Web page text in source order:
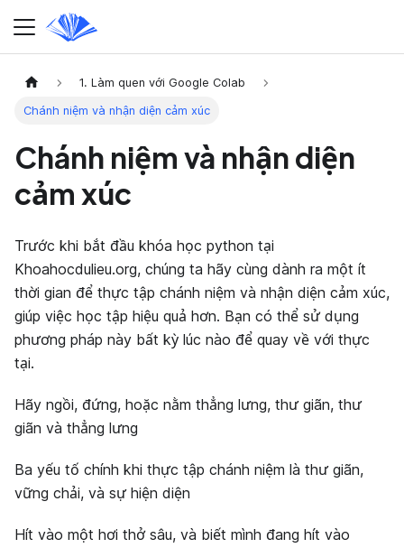
1. Làm quen với Google Colab
Chánh niệm và nhận diện cảm xúc
Chánh niệm và nhận diện
cảm xúc
Trước khi bắt đầu khóa học python tại
Khoahocdulieu.org, chúng ta hãy cùng dành ra một ít
thời gian để thực tập chánh niệm và nhận diện cảm xúc,
giúp việc học tập hiệu quả hơn. Bạn có thể sử dụng
phương pháp này bất kỳ lúc nào để quay về với thực
tại.
Hãy ngồi, đứng, hoặc nằm thẳng lưng, thư giãn, thư
giãn và thẳng lưng
Ba yếu tố chính khi thực tập chánh niệm là thư giãn,
vững chải, và sự hiện diện
Hít vào một hơi thở sâu, và biết mình đang hít vào